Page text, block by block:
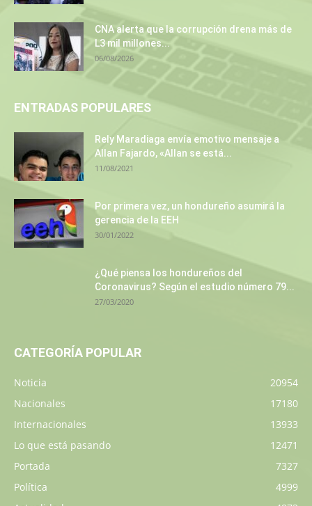
CNA alerta que la corrupción drena más de
L3 mil millones...
06/08/2026
ENTRADAS POPULARES
Rely Maradiaga envía emotivo mensaje a
Allan Fajardo, «Allan se está...
11/08/2021
Por primera vez, un hondureño asumirá la
gerencia de la EEH
30/01/2022
¿Qué piensa los hondureños del
Coronavirus? Según el estudio número 79...
27/03/2020
CATEGORÍA POPULAR
Noticia
20954
Nacionales
17180
Internacionales
13933
Lo que está pasando
12471
Portada
7327
Política
4999